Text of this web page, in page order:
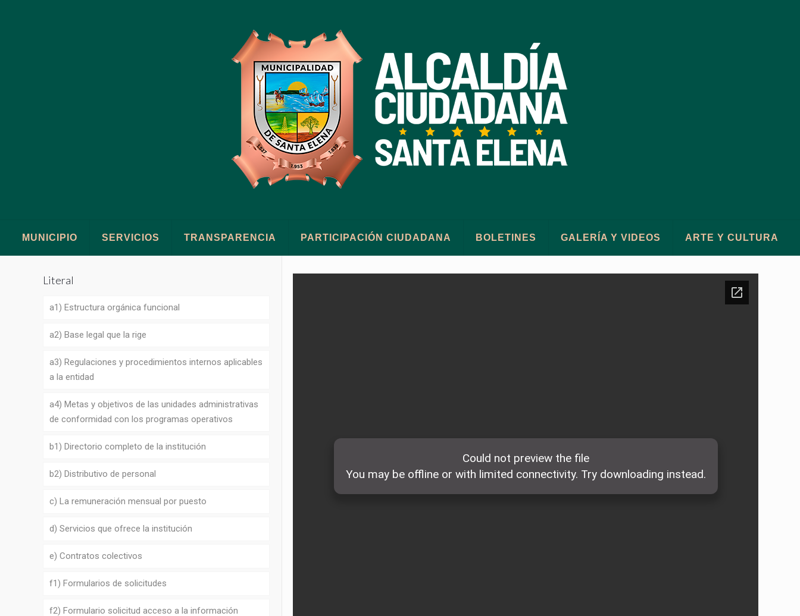
MUNICIPIO SERVICIOS TRANSPARENCIA PARTICIPACIÓN CIUDADANA BOLETINES GALERÍA Y VIDEOS ARTE Y CULTURA
Literal
a1) Estructura orgánica funcional
a2) Base legal que la rige
a3) Regulaciones y procedimientos internos aplicables
a la entidad
a4) Metas y objetivos de las unidades administrativas
de conformidad con los programas operativos
b1) Directorio completo de la institución
b2) Distributivo de personal
c) La remuneración mensual por puesto
d) Servicios que ofrece la institución
e) Contratos colectivos
f1) Formularios de solicitudes
f2) Formulario solicitud acceso a la información